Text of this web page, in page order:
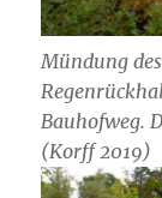
Mündung
Bauhofweg.
(Korff 2019)